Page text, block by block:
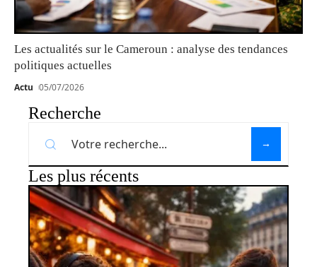
Les actualités sur le Cameroun : analyse des tendances
politiques actuelles
Actu 05/07/2026
Recherche
Les plus récents